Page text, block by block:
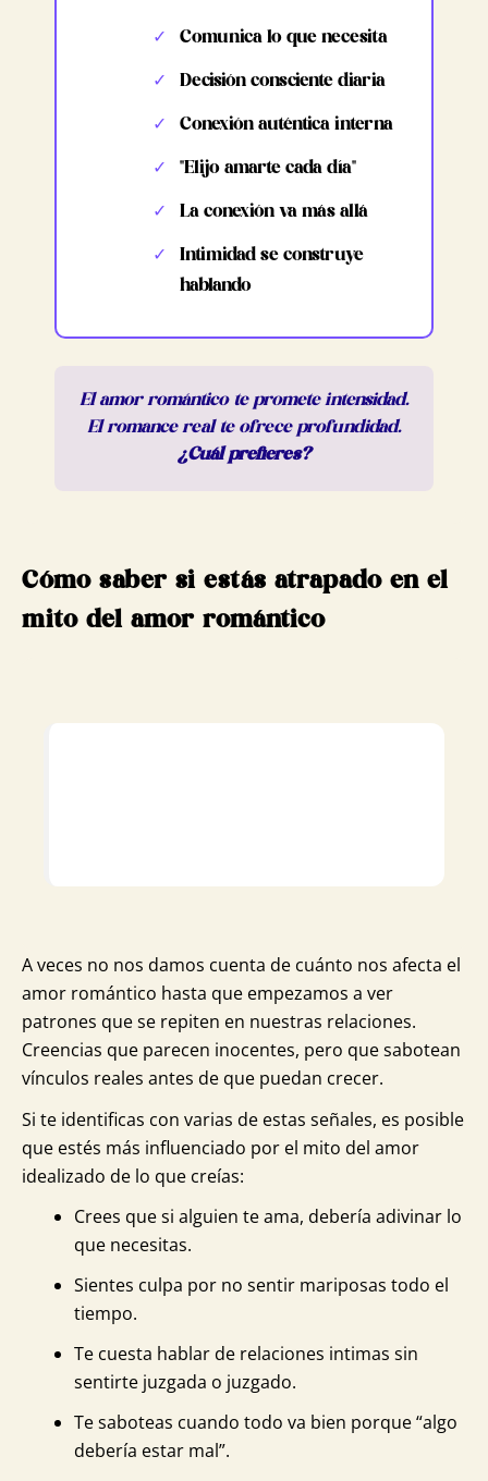
✓ Comunica lo que necesita
✓ Decisión consciente diaria
✓ Conexión auténtica interna
✓ "Elijo amarte cada día"
✓ La conexión va más allá
✓
Intimidad se construye
hablando
El amor romántico te promete intensidad.
El romance real te ofrece profundidad.
¿Cuál prefieres?
Cómo saber si estás atrapado en el
mito del amor romántico
A veces no nos damos cuenta de cuánto nos afecta el
amor romántico hasta que empezamos a ver
patrones que se repiten en nuestras relaciones.
Creencias que parecen inocentes, pero que sabotean
vínculos reales antes de que puedan crecer.
Si te identificas con varias de estas señales, es posible
que estés más influenciado por el mito del amor
idealizado de lo que creías:
Crees que si alguien te ama, debería adivinar lo
que necesitas.
Sientes culpa por no sentir mariposas todo el
tiempo.
Te cuesta hablar de relaciones intimas sin
sentirte juzgada o juzgado.
Te saboteas cuando todo va bien porque “algo
debería estar mal”.